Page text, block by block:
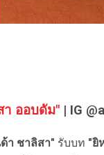
ออบดัม" | IG
า ชาลิสา" รับบท "ยิ